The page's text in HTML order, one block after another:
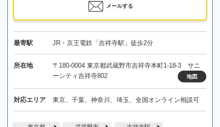
メールする
最寄駅 JR・京王電鉄「吉祥寺駅」徒歩2分
所在地
〒180-0004 東京都武蔵野市吉祥寺本町1-18-3 サニ
ーシティ吉祥寺802
地図
対応エリア 東京、千葉、神奈川、埼玉、全国オンライン相談可